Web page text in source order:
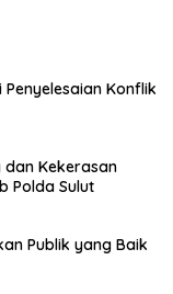
Penyelesaian Konflik
dan Kekerasan
Polda Sulut
Publik yang Baik